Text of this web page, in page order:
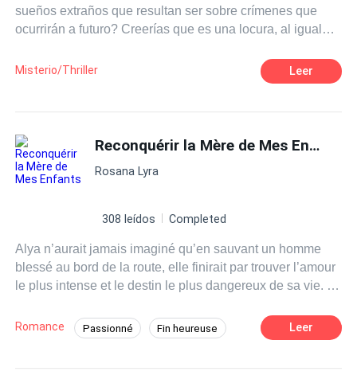
sueños extraños que resultan ser sobre crímenes que
ocurrirán a futuro? Creerías que es una locura, al igual
harías?
Misterio/Thriller Leer
Reconquérir la Mère de Mes Enfants
Rosana Lyra
308 leídos Completed
Alya n’aurait jamais imaginé qu’en sauvant un homme
blessé au bord de la route, elle finirait par trouver l’amour
le plus intense et le destin le plus dangereux de sa vie. Il
Seul son regard à elle semblait lui donner une raison de
Romance Passionné Fin heureuse Leer